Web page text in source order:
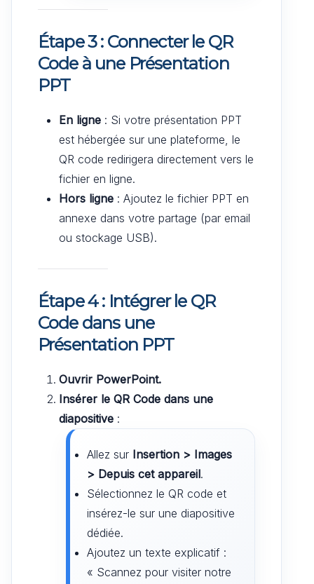
Étape 3 : Connecter le QR
Code à une Présentation
PPT
En ligne : Si votre présentation PPT
est hébergée sur une plateforme, le
QR code redirigera directement vers le
fichier en ligne.
Hors ligne : Ajoutez le fichier PPT en
annexe dans votre partage (par email
ou stockage USB).
Étape 4 : Intégrer le QR
Code dans une
Présentation PPT
Ouvrir PowerPoint.
Insérer le QR Code dans une
diapositive :
Allez sur Insertion > Images
> Depuis cet appareil.
Sélectionnez le QR code et
insérez-le sur une diapositive
dédiée.
Ajoutez un texte explicatif :
« Scannez pour visiter notre